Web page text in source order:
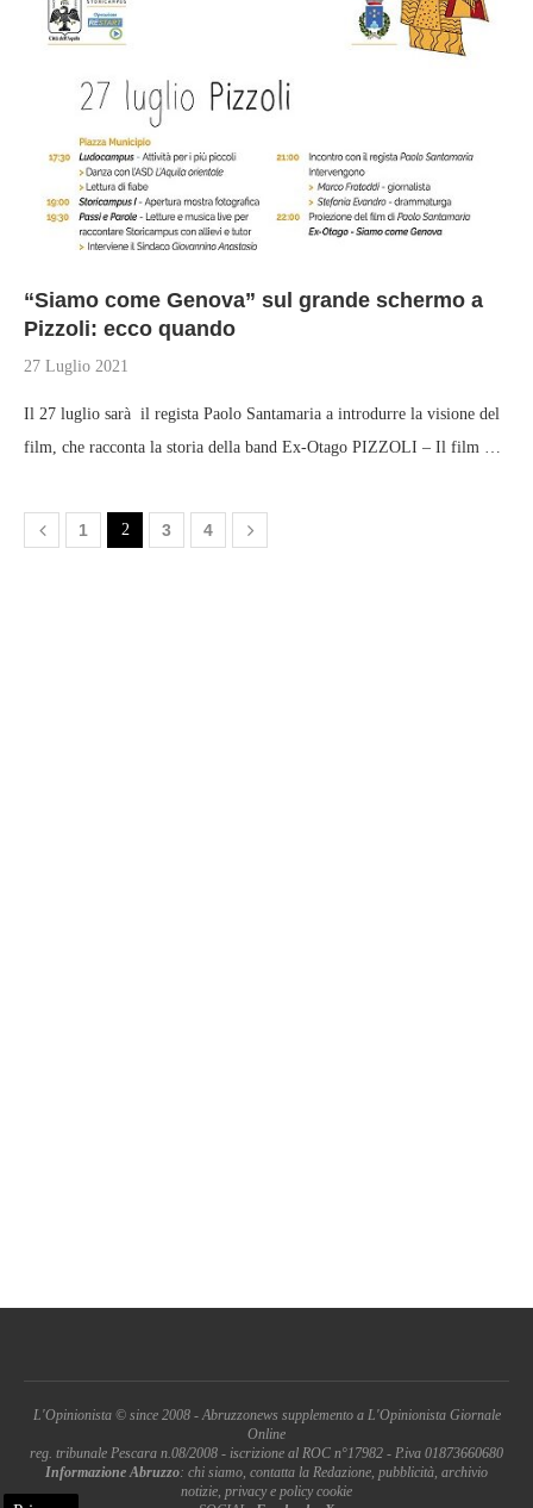
“Siamo come Genova” sul grande schermo a
Pizzoli: ecco quando
27 Luglio 2021
Il 27 luglio sarà il regista Paolo Santamaria a introdurre la visione del
film, che racconta la storia della band Ex-Otago PIZZOLI – Il film …
1 2 3 4
L'Opinionista © since 2008 - Abruzzonews supplemento a L'Opinionista Giornale
Online
reg. tribunale Pescara n.08/2008 - iscrizione al ROC n°17982 - P.iva 01873660680
Informazione Abruzzo: chi siamo, contatta la Redazione, pubblicità, archivio
notizie, privacy e policy cookie